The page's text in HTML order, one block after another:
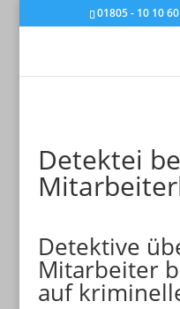
01805 - 10 10
Detektei
Detektive
Mitarbeiter
auf